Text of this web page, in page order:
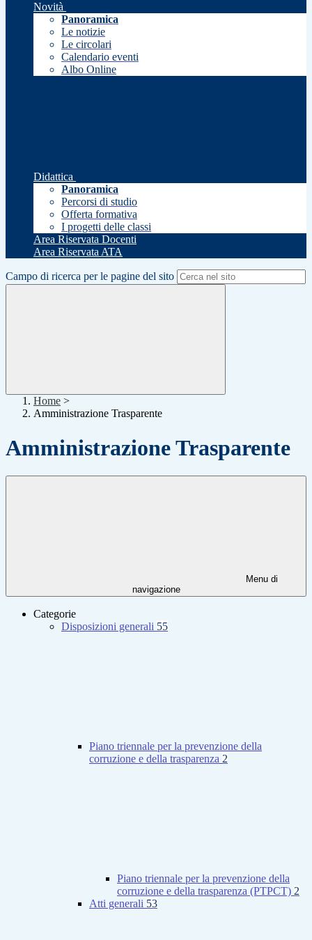
Novità
Panoramica
Le notizie
Le circolari
Calendario eventi
Albo Online
Didattica
Panoramica
Percorsi di studio
Offerta formativa
I progetti delle classi
Area Riservata Docenti
Area Riservata ATA
Campo di ricerca per le pagine del sito
Home >
Amministrazione Trasparente
Amministrazione Trasparente
Menu di
navigazione
Categorie
Disposizioni generali 55
Piano triennale per la prevenzione della
corruzione e della trasparenza 2
Piano triennale per la prevenzione della
corruzione e della trasparenza (PTPCT) 2
Atti generali 53